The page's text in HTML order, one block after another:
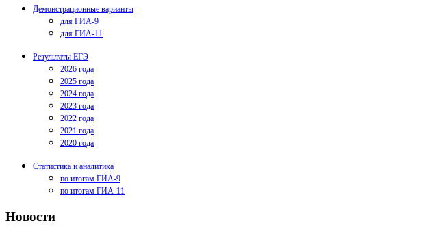
Демонстрационные варианты
для ГИА-9
для ГИА-11
Результаты ЕГЭ
2026 года
2025 года
2024 года
2023 года
2022 года
2021 года
2020 года
Статистика и аналитика
по итогам ГИА-9
по итогам ГИА-11
Новости